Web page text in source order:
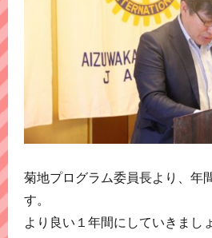
菊地プログラム委員長より、年
す。
より良い１年間にしていきましょ